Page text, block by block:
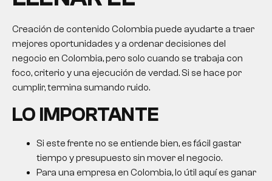
Creación de contenido Colombia puede ayudarte a traer
mejores oportunidades y a ordenar decisiones del
negocio en Colombia, pero solo cuando se trabaja con
foco, criterio y una ejecución de verdad. Si se hace por
cumplir, termina sumando ruido.
LO IMPORTANTE
Si este frente no se entiende bien, es fácil gastar
tiempo y presupuesto sin mover el negocio.
Para una empresa en Colombia, lo útil aquí es ganar